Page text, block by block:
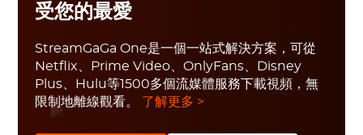
受您的最愛
StreamGaGa One是一個一站式解決方案，可從
Netflix、Prime Video、OnlyFans、Disney
Plus、Hulu等1500多個流媒體服務下載視頻，無
限制地離線觀看。 了解更多 >